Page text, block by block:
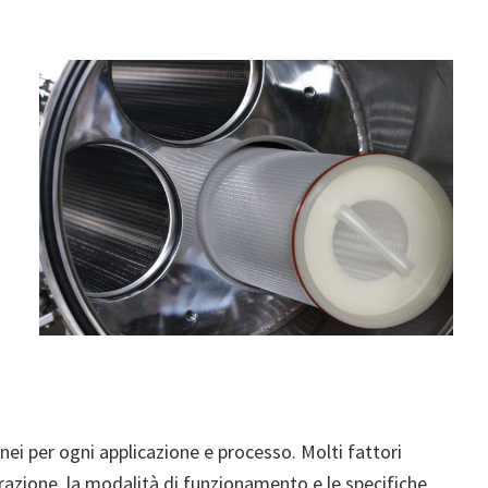
per ogni applicazione e processo. Molti fattori
la modalità di funzionamento e le specifiche